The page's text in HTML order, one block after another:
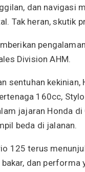
dan navigasi
Tak heran, skutik
Division AHM.
sentuhan
160cc,
jajaran Honda
beda di jalanan.
125 terus
dan